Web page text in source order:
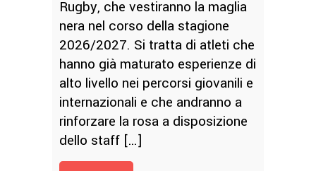
Rugby, che vestiranno la maglia
nera nel corso della stagione
2026/2027. Si tratta di atleti che
hanno già maturato esperienze di
alto livello nei percorsi giovanili e
internazionali e che andranno a
rinforzare la rosa a disposizione
dello staff […]